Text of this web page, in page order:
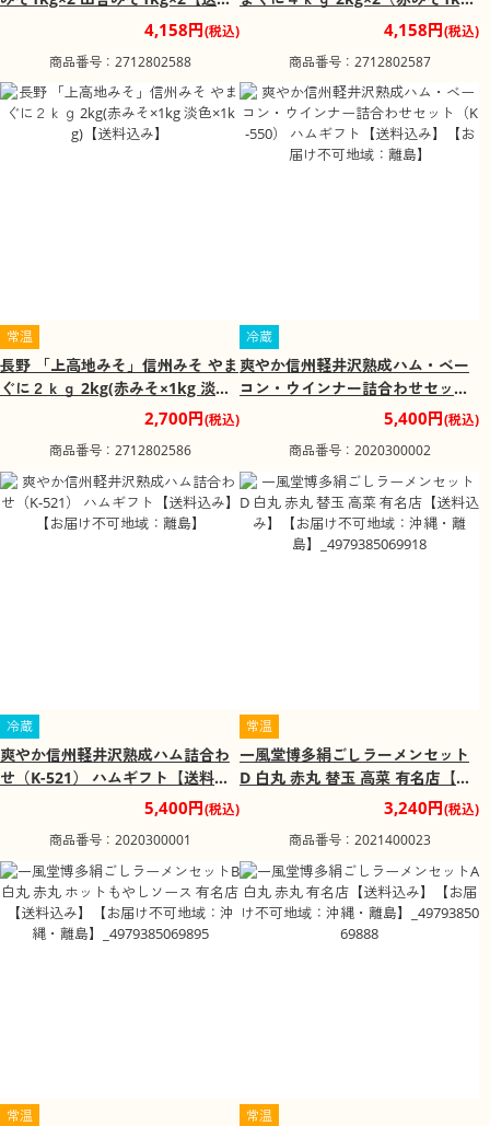
4,158円(税込)
商品番号：2712802588
2 淡色1kg×2)【送料込み】
4,158円(税込)
商品番号：2712802587
常温
長野 「上高地みそ」信州みそ やま
ぐに２ｋｇ 2kg(赤みそ×1kg 淡色×
2,700円(税込)
商品番号：2712802586
冷蔵
爽やか信州軽井沢熟成ハム・ベー
コン・ウインナー詰合わせセット
（K-550） ハムギフト【送料込
み】【お届け不可地域：離島】
5,400円(税込)
商品番号：2020300002
冷蔵
爽やか信州軽井沢熟成ハム詰合わ
せ（K-521） ハムギフト【送料込
み】【お届け不可地域：離島】
5,400円(税込)
商品番号：2020300001
常温
一風堂博多絹ごしラーメンセット
D 白丸 赤丸 替玉 高菜 有名店【送
料込み】【お届け不可地域：沖
縄・離島】_4979385069918
3,240円(税込)
商品番号：2021400023
常温 常温